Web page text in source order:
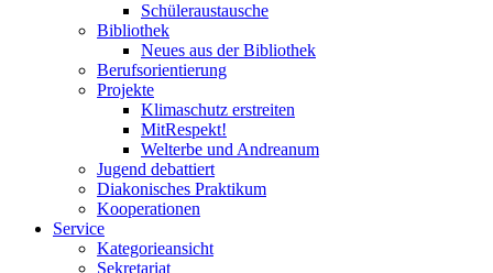
Schüleraustausche
Bibliothek
Neues aus der Bibliothek
Berufsorientierung
Projekte
Klimaschutz erstreiten
MitRespekt!
Welterbe und Andreanum
Jugend debattiert
Diakonisches Praktikum
Kooperationen
Service
Kategorieansicht
Sekretariat